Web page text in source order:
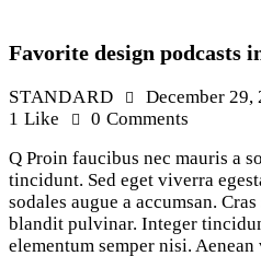
Favorite design podcasts
STANDARD December 29,
1 Like 0 Comments
Q Proin faucibus nec mauris a
tincidunt. Sed eget viverra
sodales augue a accumsan.
blandit pulvinar. Integer
elementum semper nisi.